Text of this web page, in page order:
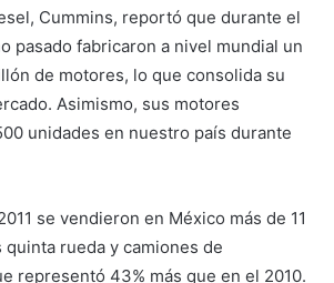
Cummins, reportó que durante el
pasado fabricaron a nivel mundial un
de motores, lo que consolida su
Asimismo, sus motores
unidades en nuestro país durante
se vendieron en México más de 11
rueda y camiones de
representó 43% más que en el 2010.